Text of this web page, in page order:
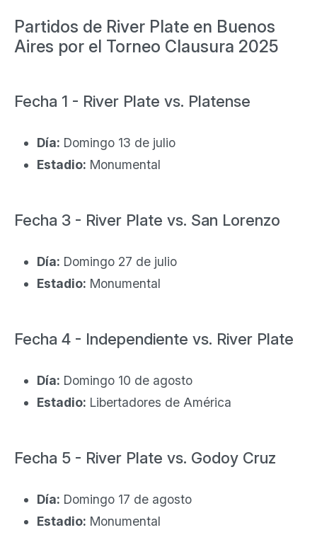
Partidos de River Plate en Buenos
Aires por el Torneo Clausura 2025
Fecha 1 - River Plate vs. Platense
Día: Domingo 13 de julio
Estadio: Monumental
Fecha 3 - River Plate vs. San Lorenzo
Día: Domingo 27 de julio
Estadio: Monumental
Fecha 4 - Independiente vs. River Plate
Día: Domingo 10 de agosto
Estadio: Libertadores de América
Fecha 5 - River Plate vs. Godoy Cruz
Día: Domingo 17 de agosto
Estadio: Monumental